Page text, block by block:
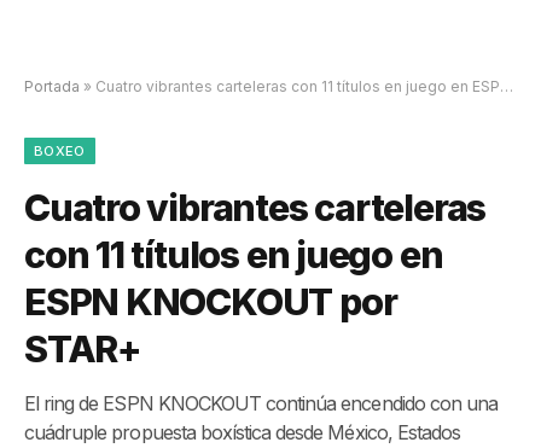
Portada » Cuatro vibrantes carteleras con 11 títulos en juego en ESPN KNOCKOUT por STAR+
BOXEO
Cuatro vibrantes carteleras
con 11 títulos en juego en
ESPN KNOCKOUT por
STAR+
El ring de ESPN KNOCKOUT continúa encendido con una
cuádruple propuesta boxística desde México, Estados